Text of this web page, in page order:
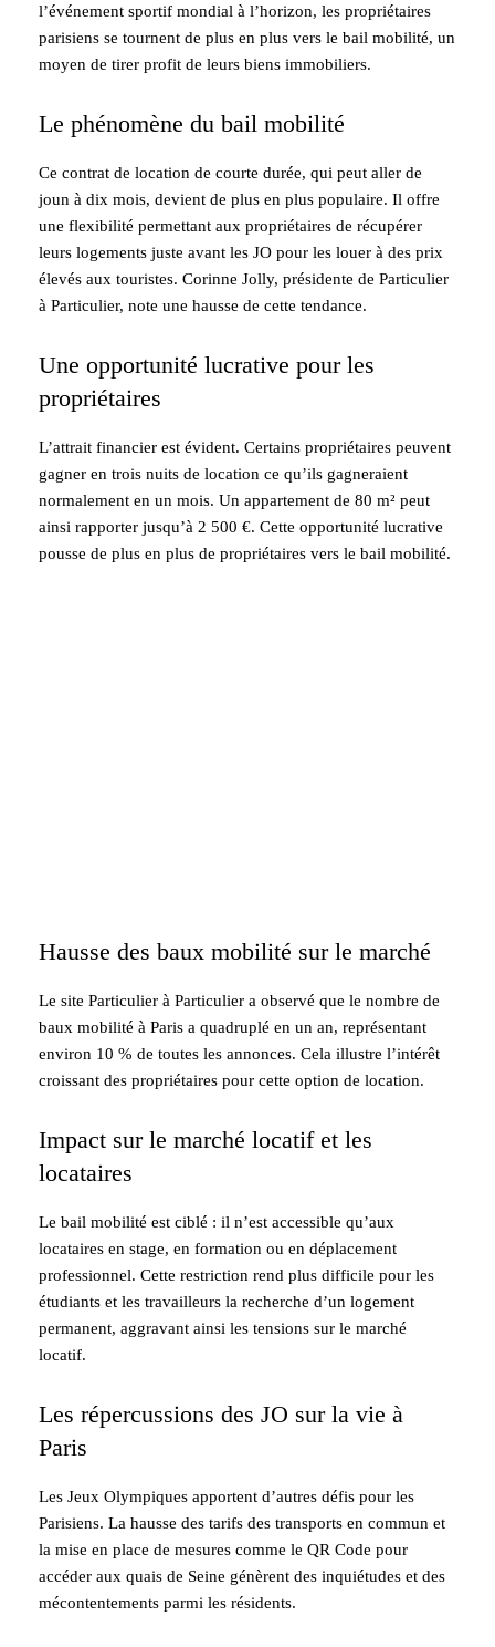
l’événement sportif mondial à l’horizon, les propriétaires
parisiens se tournent de plus en plus vers le bail mobilité, un
moyen de tirer profit de leurs biens immobiliers.
Le phénomène du bail mobilité
Ce contrat de location de courte durée, qui peut aller de
joun à dix mois, devient de plus en plus populaire. Il offre
une flexibilité permettant aux propriétaires de récupérer
leurs logements juste avant les JO pour les louer à des prix
élevés aux touristes. Corinne Jolly, présidente de Particulier
à Particulier, note une hausse de cette tendance.
Une opportunité lucrative pour les
propriétaires
L’attrait financier est évident. Certains propriétaires peuvent
gagner en trois nuits de location ce qu’ils gagneraient
normalement en un mois. Un appartement de 80 m² peut
ainsi rapporter jusqu’à 2 500 €. Cette opportunité lucrative
pousse de plus en plus de propriétaires vers le bail mobilité.
Hausse des baux mobilité sur le marché
Le site Particulier à Particulier a observé que le nombre de
baux mobilité à Paris a quadruplé en un an, représentant
environ 10 % de toutes les annonces. Cela illustre l’intérêt
croissant des propriétaires pour cette option de location.
Impact sur le marché locatif et les
locataires
Le bail mobilité est ciblé : il n’est accessible qu’aux
locataires en stage, en formation ou en déplacement
professionnel. Cette restriction rend plus difficile pour les
étudiants et les travailleurs la recherche d’un logement
permanent, aggravant ainsi les tensions sur le marché
locatif.
Les répercussions des JO sur la vie à
Paris
Les Jeux Olympiques apportent d’autres défis pour les
Parisiens. La hausse des tarifs des transports en commun et
la mise en place de mesures comme le QR Code pour
accéder aux quais de Seine génèrent des inquiétudes et des
mécontentements parmi les résidents.